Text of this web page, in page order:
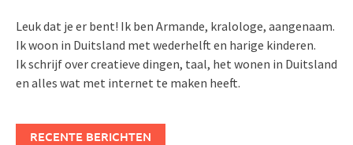
Leuk dat je er bent! Ik ben Armande, kralologe, aangenaam.
Ik woon in Duitsland met wederhelft en harige kinderen.
Ik schrijf over creatieve dingen, taal, het wonen in Duitsland
en alles wat met internet te maken heeft.
RECENTE BERICHTEN